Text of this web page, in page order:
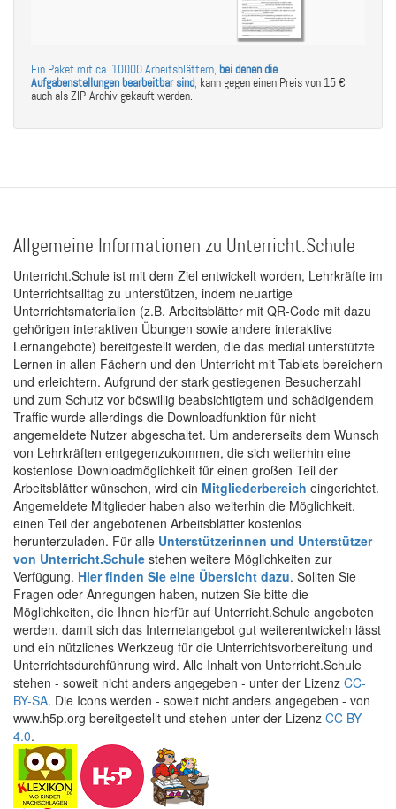
Ein Paket mit ca. 10000 Arbeitsblättern, bei denen die
Aufgabenstellungen bearbeitbar sind, kann gegen einen Preis von 15 €
auch als ZIP-Archiv gekauft werden.
Allgemeine Informationen zu Unterricht.Schule
Unterricht.Schule ist mit dem Ziel entwickelt worden, Lehrkräfte im
Unterrichtsalltag zu unterstützen, indem neuartige
Unterrichtsmaterialien (z.B. Arbeitsblätter mit QR-Code mit dazu
gehörigen interaktiven Übungen sowie andere interaktive
Lernangebote) bereitgestellt werden, die das medial unterstützte
Lernen in allen Fächern und den Unterricht mit Tablets bereichern
und erleichtern. Aufgrund der stark gestiegenen Besucherzahl
und zum Schutz vor böswillig beabsichtigtem und schädigendem
Traffic wurde allerdings die Downloadfunktion für nicht
angemeldete Nutzer abgeschaltet. Um andererseits dem Wunsch
von Lehrkräften entgegenzukommen, die sich weiterhin eine
kostenlose Downloadmöglichkeit für einen großen Teil der
Arbeitsblätter wünschen, wird ein Mitgliederbereich eingerichtet.
Angemeldete Mitglieder haben also weiterhin die Möglichkeit,
einen Teil der angebotenen Arbeitsblätter kostenlos
herunterzuladen. Für alle Unterstützerinnen und Unterstützer
von Unterricht.Schule stehen weitere Möglichkeiten zur
Verfügung. Hier finden Sie eine Übersicht dazu. Sollten Sie
Fragen oder Anregungen haben, nutzen Sie bitte die
Möglichkeiten, die Ihnen hierfür auf Unterricht.Schule angeboten
werden, damit sich das Internetangebot gut weiterentwickeln lässt
und ein nützliches Werkzeug für die Unterrichtsvorbereitung und
Unterrichtsdurchführung wird. Alle Inhalt von Unterricht.Schule
stehen - soweit nicht anders angegeben - unter der Lizenz CC-
BY-SA. Die Icons werden - soweit nicht anders angegeben - von
www.h5p.org bereitgestellt und stehen unter der Lizenz CC BY
4.0.